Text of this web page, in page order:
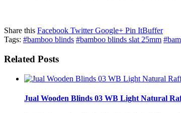
Share this Facebook TwitterGoogle+ Pin ItBuffer
Tags: #bamboo blinds #bamboo blinds slat 25mm
Related Posts
Jual Wooden Blinds 03 WB Light Natural